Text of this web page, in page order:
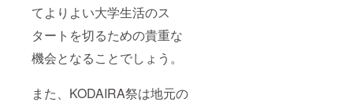
てよりよい大学生活のス
タートを切るための貴重な
機会となることでしょう。
また、KODAIRA祭は地元の